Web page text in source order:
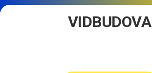
Skip
VIDBUDOVA